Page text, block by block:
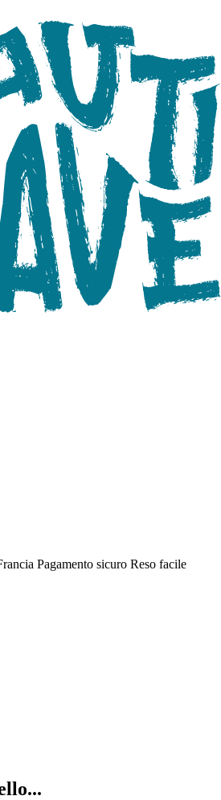
Pagamento sicuro Reso facile